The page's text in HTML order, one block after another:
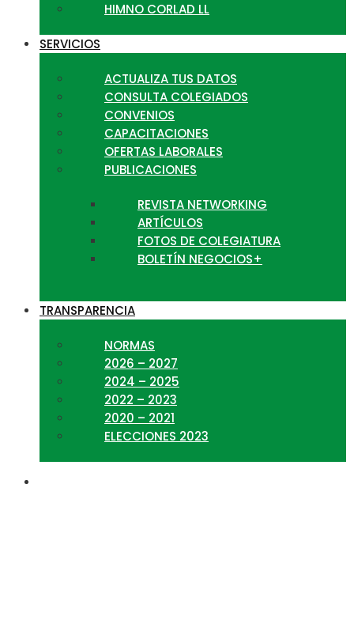
HIMNO CORLAD LL
SERVICIOS
ACTUALIZA TUS DATOS
CONSULTA COLEGIADOS
CONVENIOS
CAPACITACIONES
OFERTAS LABORALES
PUBLICACIONES
REVISTA NETWORKING
ARTÍCULOS
FOTOS DE COLEGIATURA
BOLETÍN NEGOCIOS+
TRANSPARENCIA
NORMAS
2026 – 2027
2024 – 2025
2022 – 2023
2020 – 2021
ELECCIONES 2023